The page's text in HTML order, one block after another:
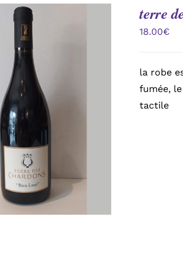
AU PANIER
APERÇU
terre
18.00€
la robe
fumée,
tactile